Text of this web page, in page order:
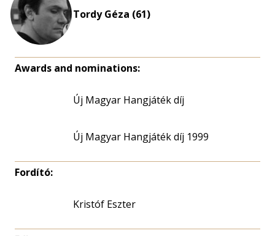
Tordy Géza (61)
Awards and nominations:
Új Magyar Hangjáték díj
Új Magyar Hangjáték díj 1999
Fordító:
Kristóf Eszter